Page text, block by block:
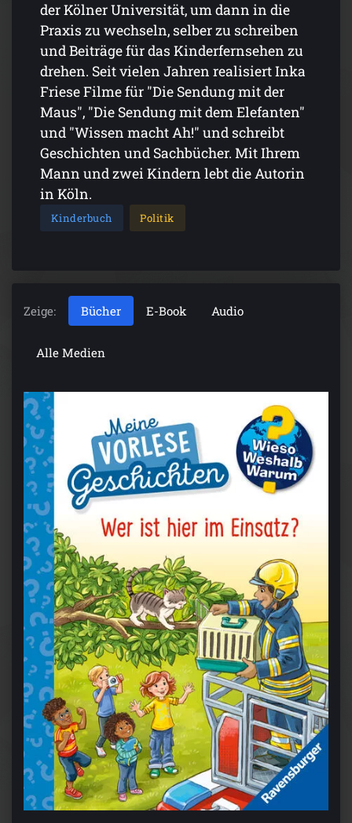
der Kölner Universität, um dann in die
Praxis zu wechseln, selber zu schreiben
und Beiträge für das Kinderfernsehen zu
drehen. Seit vielen Jahren realisiert Inka
Friese Filme für "Die Sendung mit der
Maus", "Die Sendung mit dem Elefanten"
und "Wissen macht Ah!" und schreibt
Geschichten und Sachbücher. Mit Ihrem
Mann und zwei Kindern lebt die Autorin
in Köln.
Kinderbuch Politik
Zeige: Bücher E-Book Audio
Alle Medien